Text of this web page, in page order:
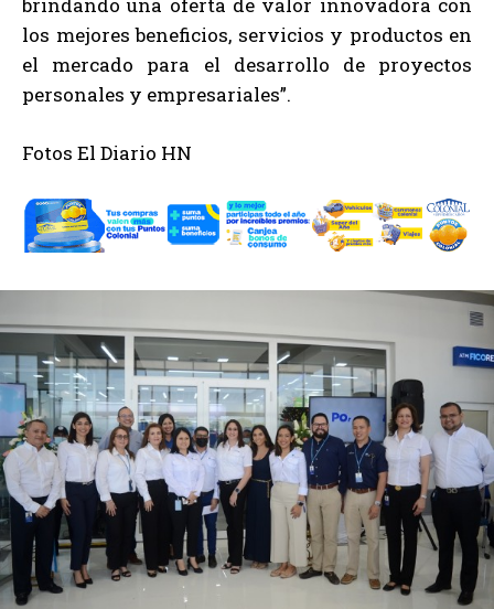
brindando una oferta de valor innovadora con
los mejores beneficios, servicios y productos en
el mercado para el desarrollo de proyectos
personales y empresariales”.
Fotos El Diario HN